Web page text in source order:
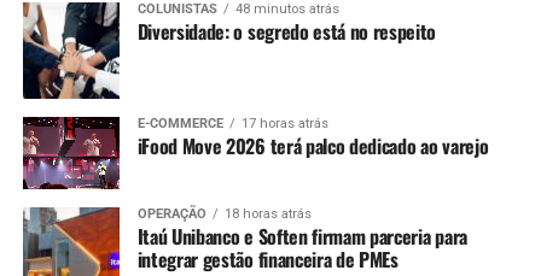
COLUNISTAS 48 minutos atrás
Diversidade: o segredo está no respeito
E-COMMERCE 17 horas atrás
iFood Move 2026 terá palco dedicado ao varejo
OPERAÇÃO 18 horas atrás
Itaú Unibanco e Soften firmam parceria para
integrar gestão financeira de PMEs